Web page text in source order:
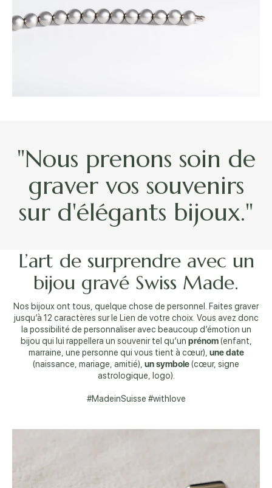
"Nous prenons soin de
graver vos souvenirs
sur d'élégants bijoux."
L’art de surprendre avec un
bijou gravé Swiss Made.
Nos bijoux ont tous, quelque chose de personnel. Faites graver
jusqu’à 12 caractères sur le Lien de votre choix. Vous avez donc
la possibilité de personnaliser avec beaucoup d’émotion un
bijou qui lui rappellera un souvenir tel qu’un prénom(enfant,
marraine, une personne qui vous tient à cœur), une date
(naissance, mariage, amitié), un symbole(cœur, signe
astrologique, logo).
#MadeinSuisse #withlove